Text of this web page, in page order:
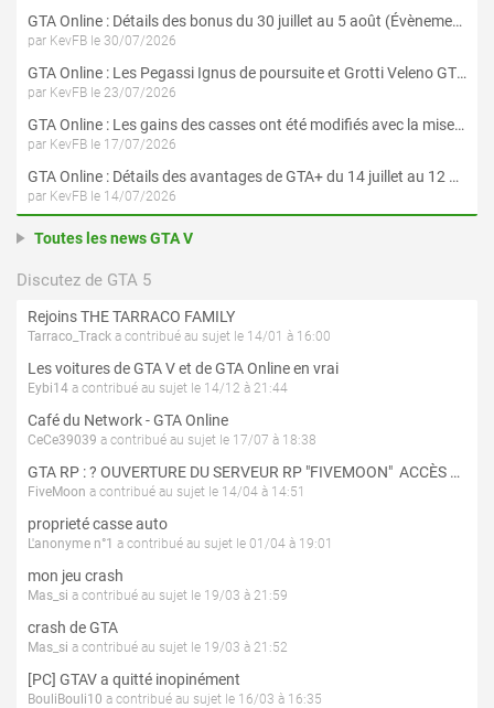
GTA Online : Détails des bonus du 30 juillet au 5 août (Évènement « Braquages d'été »)
par KevFB le 30/07/2026
GTA Online : Les Pegassi Ignus de poursuite et Grotti Veleno GT sont maintenant disponibles
par KevFB le 23/07/2026
GTA Online : Les gains des casses ont été modifiés avec la mise à jour « Le Braquage du Kortz Center »
par KevFB le 17/07/2026
GTA Online : Détails des avantages de GTA+ du 14 juillet au 12 août
par KevFB le 14/07/2026
Toutes les news GTA V
Discutez de GTA 5
Rejoins THE TARRACO FAMILY
Tarraco_Track a contribué au sujet le 14/01 à 16:00
Les voitures de GTA V et de GTA Online en vrai
Eybi14 a contribué au sujet le 14/12 à 21:44
Café du Network - GTA Online
CeCe39039 a contribué au sujet le 17/07 à 18:38
GTA RP : ? OUVERTURE DU SERVEUR RP "FIVEMOON"  ACCÈS LIBRE ?
FiveMoon a contribué au sujet le 14/04 à 14:51
proprieté casse auto
L'anonyme n°1 a contribué au sujet le 01/04 à 19:01
mon jeu crash
Mas_si a contribué au sujet le 19/03 à 21:59
crash de GTA
Mas_si a contribué au sujet le 19/03 à 21:52
[PC] GTAV a quitté inopinément
BouliBouli10 a contribué au sujet le 16/03 à 16:35